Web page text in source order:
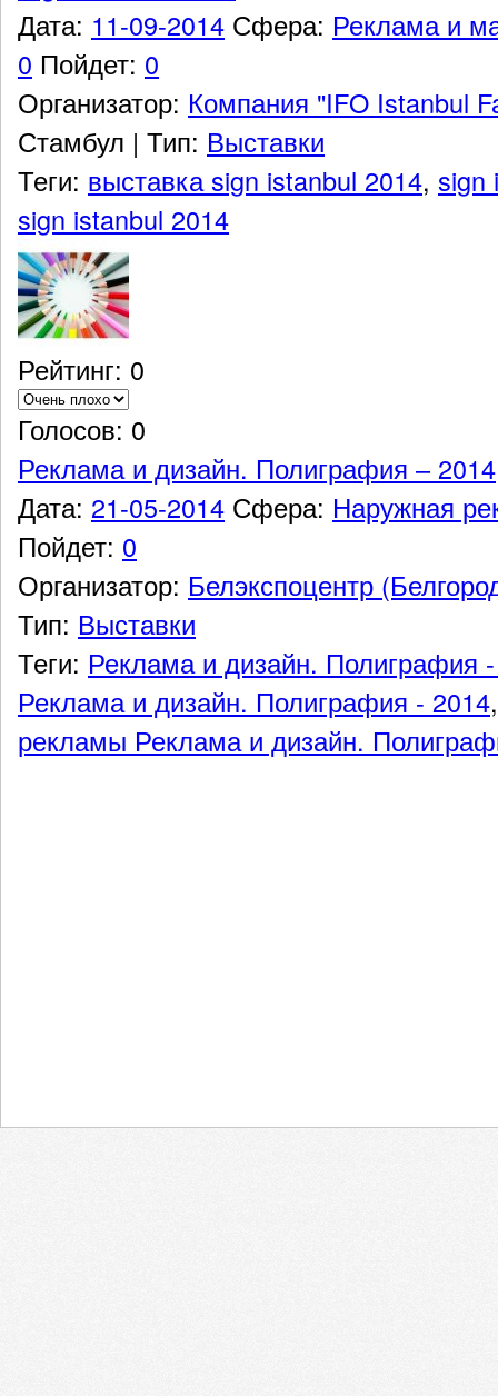
Дата: 11-09-2014 Сфера: Реклама и
0 Пойдет: 0
Организатор: Компания "IFO Istanbul
Стамбул | Тип: Выставки
Теги: выставка sign istanbul 2014, sign
sign istanbul 2014
Рейтинг: 0
Голосов: 0
Реклама и дизайн. Полиграфия – 2014
Дата: 21-05-2014 Сфера: Наружная
Пойдет: 0
Организатор: Белэкспоцентр
Тип: Выставки
Теги: Реклама и дизайн. Полиграфия
Реклама и дизайн. Полиграфия - 2014
рекламы Реклама и дизайн.